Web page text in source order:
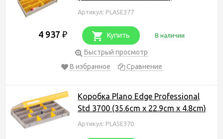
Артикул: PLASE377
4 937 ₽ Купить В наличии
Быстрый просмотр
В избранное
Сравнение
Коробка Plano Edge Professional
Std 3700 (35.6cm x 22.9cm x 4.8cm)
Артикул: PLASE370